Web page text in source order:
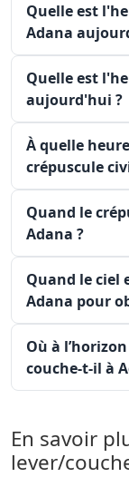
Quelle est
Adana
Quelle est
aujourd'hui ?
À quelle
crépuscule
Quand le
Adana ?
Quand le ciel
Adana pour
Où à
couche-t-il à
En savoir
lever/